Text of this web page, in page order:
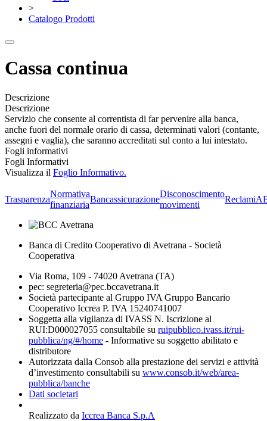
>
Catalogo Prodotti
Cassa continua
Descrizione
Descrizione
Servizio che consente al correntista di far pervenire alla banca,
anche fuori del normale orario di cassa, determinati valori (contante,
assegni e vaglia), che saranno accreditati sul conto a lui intestato.
Fogli informativi
Fogli Informativi
Visualizza il Foglio Informativo.
Trasparenza
Normativa
finanziaria
Bancassicurazione
Disconoscimento
movimenti
Reclami
Banca di Credito Cooperativo di Avetrana - Società
Cooperativa
Via Roma, 109 - 74020 Avetrana (TA)
pec: segreteria@pec.bccavetrana.it
Società partecipante al Gruppo IVA Gruppo Bancario
Cooperativo Iccrea P. IVA 15240741007
Soggetta alla vigilanza di IVASS N. Iscrizione al
RUI:D000027055 consultabile su ruipubblico.ivass.it/rui-
pubblica/ng/#/home - Informative su soggetto abilitato e
distributore
Autorizzata dalla Consob alla prestazione dei servizi e attività
d’investimento consultabili su www.consob.it/web/area-
pubblica/banche
Dati societari
Realizzato da Iccrea Banca S.p.A